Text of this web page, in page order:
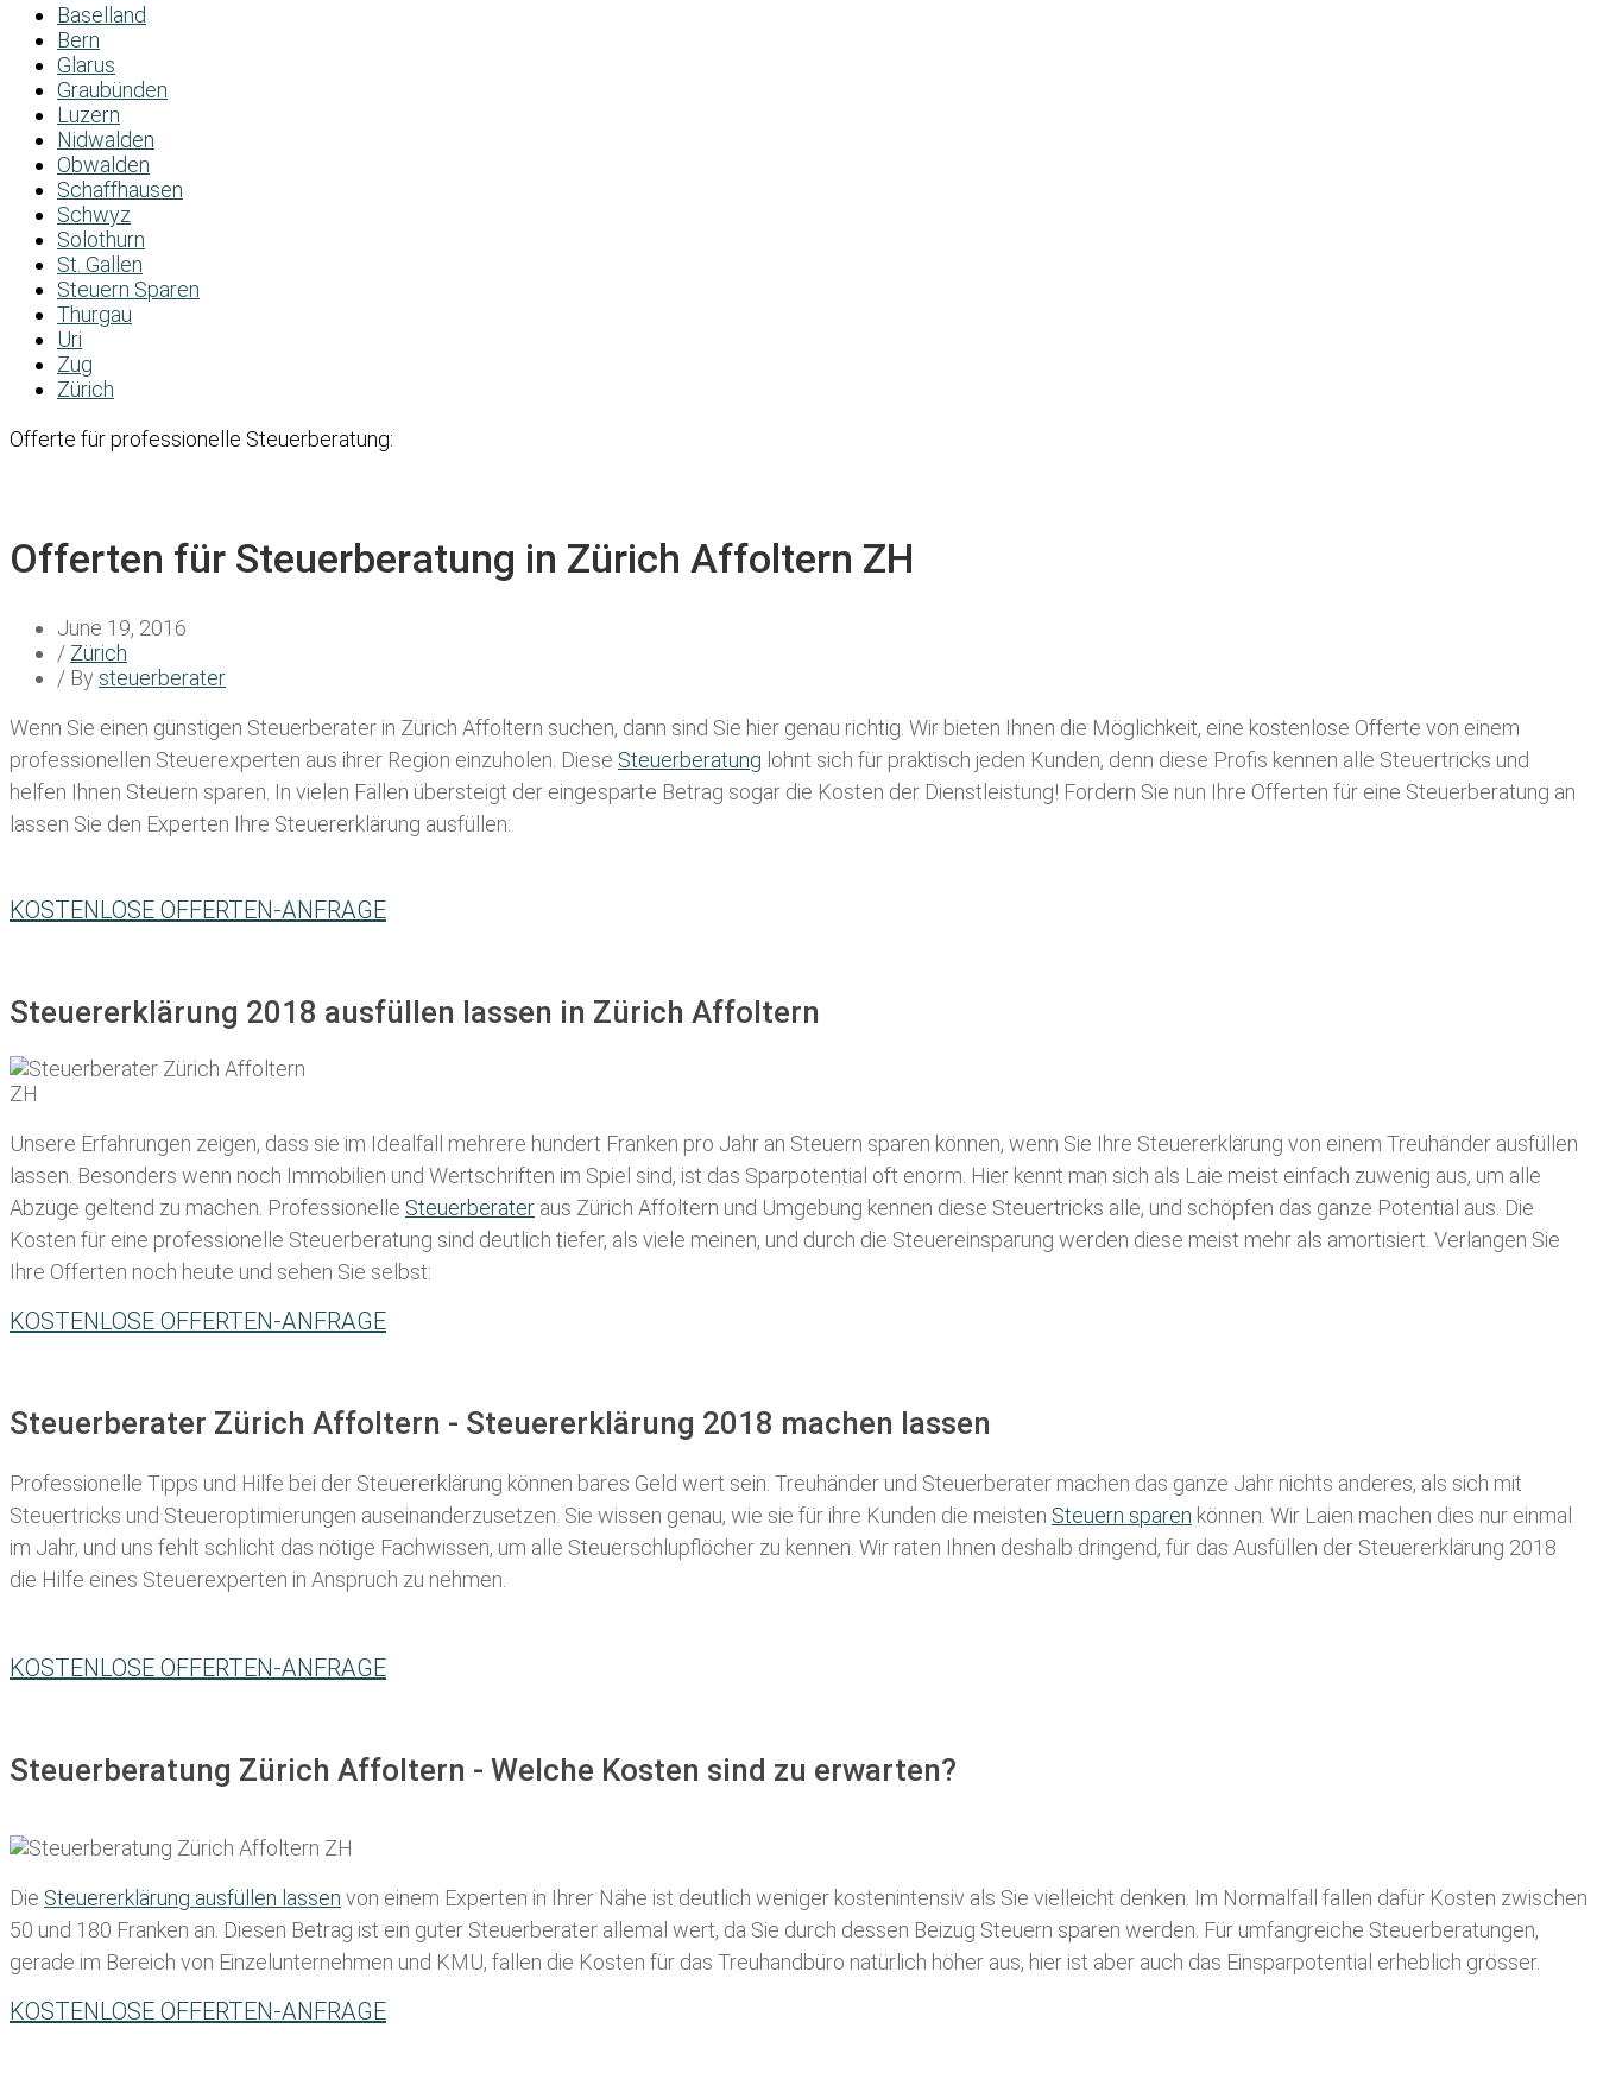
Baselland
Bern
Glarus
Graubünden
Luzern
Nidwalden
Obwalden
Schaffhausen
Schwyz
Solothurn
St. Gallen
Steuern Sparen
Thurgau
Uri
Zug
Zürich
Offerte für professionelle Steuerberatung:
Offerten für Steuerberatung in Zürich Affoltern ZH
June 19, 2016
/ Zürich
/ By steuerberater
Wenn Sie einen günstigen Steuerberater in Zürich Affoltern suchen, dann sind Sie hier genau richtig. Wir bieten Ihnen die Möglichkeit, eine kostenlose Offerte von einem
professionellen Steuerexperten aus ihrer Region einzuholen. Diese Steuerberatung lohnt sich für praktisch jeden Kunden, denn diese Profis kennen alle Steuertricks und
helfen Ihnen Steuern sparen. In vielen Fällen übersteigt der eingesparte Betrag sogar die Kosten der Dienstleistung! Fordern Sie nun Ihre Offerten für eine Steuerberatung an
lassen Sie den Experten Ihre Steuererklärung ausfüllen:
KOSTENLOSE OFFERTEN-ANFRAGE
Steuererklärung 2018 ausfüllen lassen in Zürich Affoltern
Unsere Erfahrungen zeigen, dass sie im Idealfall mehrere hundert Franken pro Jahr an Steuern sparen können, wenn Sie Ihre Steuererklärung von einem Treuhänder ausfüllen
lassen . Besonders wenn noch Immobilien und Wertschriften im Spiel sind, ist das Sparpotential oft enorm. Hier kennt man sich als Laie meist einfach zuwenig aus, um alle
Abzüge geltend zu machen. Professionelle Steuerberater aus Zürich Affoltern und Umgebung kennen diese Steuertricks alle, und schöpfen das ganze Potential aus. Die
Kosten für eine professionelle Steuerberatung sind deutlich tiefer, als viele meinen, und durch die Steuereinsparung werden diese meist mehr als amortisiert. Verlangen Sie
Ihre Offerten noch heute und sehen Sie selbst:
KOSTENLOSE OFFERTEN-ANFRAGE
Steuerberater Zürich Affoltern - Steuererklärung 2018 machen lassen
Professionelle Tipps und Hilfe bei der Steuererklärung können bares Geld wert sein. Treuhänder und Steuerberater machen das ganze Jahr nichts anderes, als sich mit
Steuertricks und Steueroptimierungen auseinanderzusetzen. Sie wissen genau, wie sie für ihre Kunden die meisten Steuern sparen können. Wir Laien machen dies nur einmal
im Jahr, und uns fehlt schlicht das nötige Fachwissen, um alle Steuerschlupflöcher zu kennen. Wir raten Ihnen deshalb dringend, für das Ausfüllen der Steuererklärung 2018
die Hilfe eines Steuerexperten in Anspruch zu nehmen.
KOSTENLOSE OFFERTEN-ANFRAGE
Steuerberatung Zürich Affoltern - Welche Kosten sind zu erwarten?
Die Steuererklärung ausfüllen lassen von einem Experten in Ihrer Nähe ist deutlich weniger kostenintensiv als Sie vielleicht denken. Im Normalfall fallen dafür Kosten zwischen
50 und 180 Franken an. Diesen Betrag ist ein guter Steuerberater allemal wert, da Sie durch dessen Beizug Steuern sparen werden. Für umfangreiche Steuerberatungen,
gerade im Bereich von Einzelunternehmen und KMU, fallen die Kosten für das Treuhandbüro natürlich höher aus, hier ist aber auch das Einsparpotential erheblich grösser.
KOSTENLOSE OFFERTEN-ANFRAGE